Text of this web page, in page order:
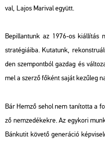
val, Lajos Ma­ri­val együtt.
Be­pil­lan­tunk az 1976-os ki­ál­lí­tás
stra­té­gi­á­i­ba. Ku­ta­tunk,
den szem­pont­ból gaz­dag és
mel a szer­ző fő­ként saját ke­zű­leg
Bár Hemző sehol nem ta­ní­tot­ta a
ző nem­ze­dé­kek­re. Az egy­ko­ri
Bán­ku­tit kö­ve­tő ge­ne­rá­ció